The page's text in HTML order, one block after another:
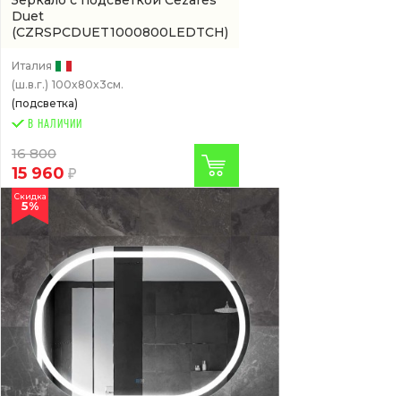
Duet
(CZRSPCDUET1000800LEDTCH)
Италия
(ш.в.г.) 100x80x3см.
(подсветка)
В НАЛИЧИИ
16 800
15 960
Скидка
5%